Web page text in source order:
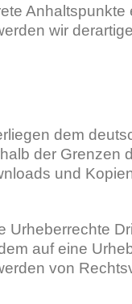
Anhaltspunkte
wir
dem
der Grenzen
und
Urheberrechte
auf eine
von